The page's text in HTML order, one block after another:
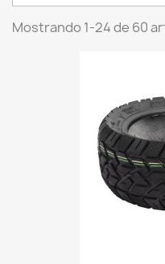
Mostrando 1-24 de 60